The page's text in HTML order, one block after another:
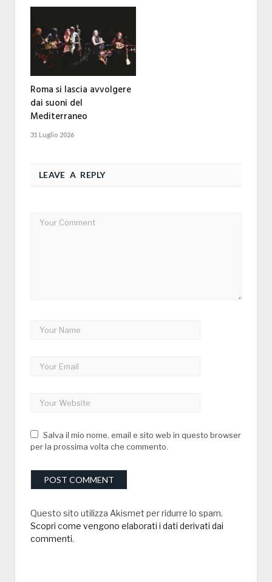
Roma si lascia avvolgere
dai suoni del
Mediterraneo
31 Luglio 2026
LEAVE A REPLY
Salva il mio nome, email e sito web in questo browser
per la prossima volta che commento.
Questo sito utilizza Akismet per ridurre lo spam.
Scopri come vengono elaborati i dati derivati dai
commenti.